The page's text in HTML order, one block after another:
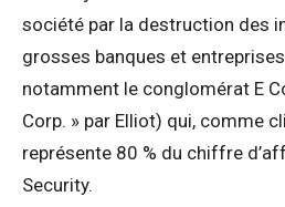
société par la destruction des
grosses banques et
notamment le conglomérat E
Corp. » par Elliot) qui, comme
représente 80 % du chiffre
Security.